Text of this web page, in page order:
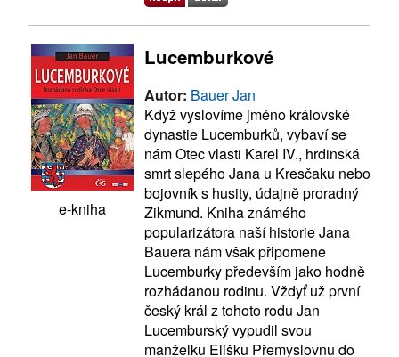
e-kniha
Lucemburkové
Autor: Bauer Jan
Když vyslovíme jméno královské
dynastie Lucemburků, vybaví se
nám Otec vlasti Karel IV., hrdinská
smrt slepého Jana u Kresčaku nebo
bojovník s husity, údajně proradný
Zikmund. Kniha známého
popularizátora naší historie Jana
Bauera nám však připomene
Lucemburky především jako hodně
rozhádanou rodinu. Vždyť už první
český král z tohoto rodu Jan
Lucemburský vypudil svou
manželku Elišku Přemyslovnu do